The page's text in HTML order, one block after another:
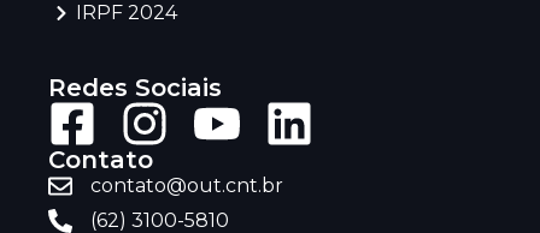
IRPF 2024
Redes Sociais
Contato
contato@out.cnt.br
(62) 3100-5810